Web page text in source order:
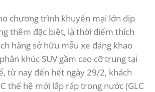
chương trình khuyến mại lớn dịp
thêm đặc biệt, là thời điểm thích
hàng sở hữu mẫu xe đáng khao
khúc SUV gầm cao cỡ trung tại
từ nay đến hết ngày 29/2, khách
thế hệ mới lắp ráp trong nước (GLC